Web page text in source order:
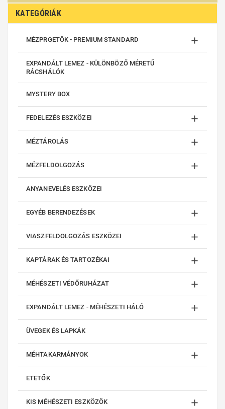
KATEGÓRIÁK
MÉZPRGETŐK - PREMIUM STANDARD 
EXPANDÁLT LEMEZ - KÜLÖNBÖZŐ MÉRETŰ
RÁCSHÁLÓK
MYSTERY BOX
FEDELEZÉS ESZKÖZEI 
MÉZTÁROLÁS 
MÉZFELDOLGOZÁS 
ANYANEVELÉS ESZKÖZEI
EGYÉB BERENDEZÉSEK 
VIASZFELDOLGOZÁS ESZKÖZEI 
KAPTÁRAK ÉS TARTOZÉKAI 
MÉHÉSZETI VÉDŐRUHÁZAT 
EXPANDÁLT LEMEZ - MÉHÉSZETI HÁLÓ 
ÜVEGEK ÉS LAPKÁK
MÉHTAKARMÁNYOK 
ETETŐK
KIS MÉHÉSZETI ESZKÖZÖK 